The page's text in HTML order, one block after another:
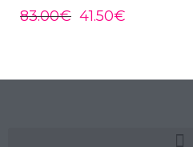
83.00€ 41.50€